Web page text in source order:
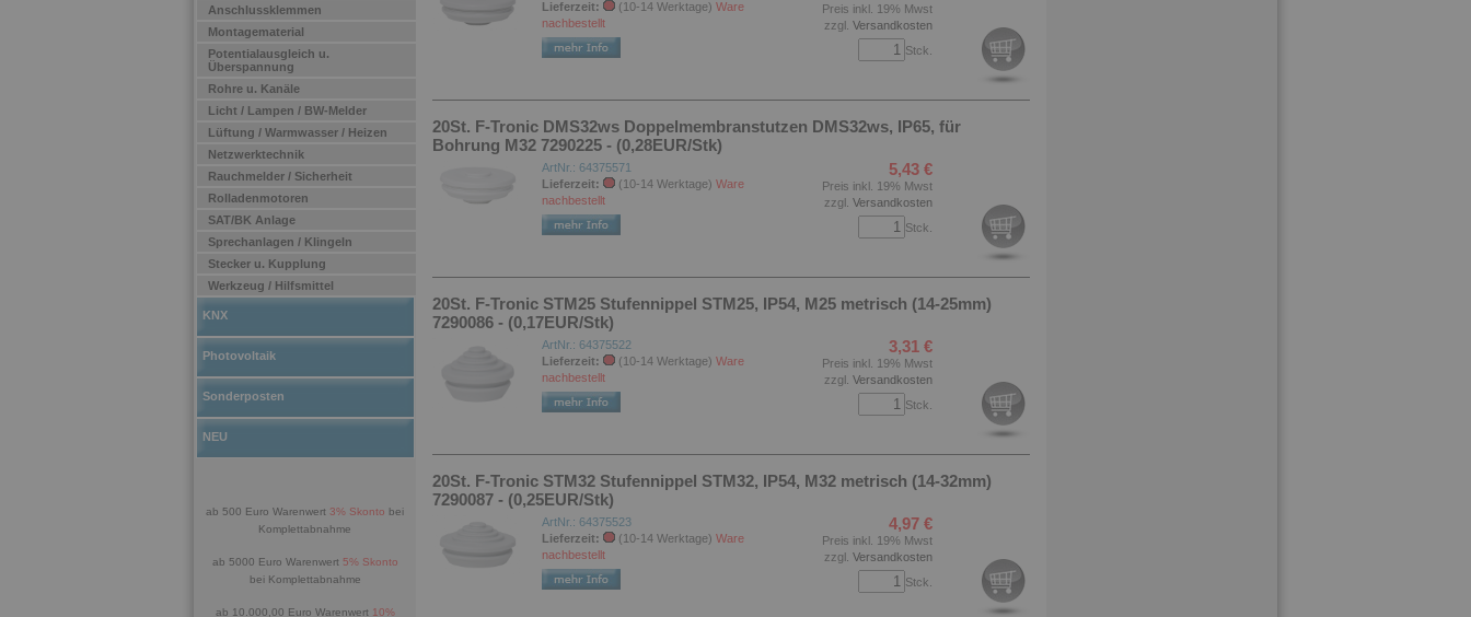
Anschlussklemmen
Montagematerial
Potentialausgleich u.
Überspannung
Rohre u. Kanäle
Licht / Lampen / BW-Melder
Lüftung / Warmwasser / Heizen
Netzwerktechnik
Rauchmelder / Sicherheit
Rolladenmotoren
SAT/BK Anlage
Sprechanlagen / Klingeln
Stecker u. Kupplung
Werkzeug / Hilfsmittel
KNX
Photovoltaik
Sonderposten
NEU
ab 500 Euro Warenwert 3% Skonto bei
Komplettabnahme
ab 5000 Euro Warenwert 5% Skonto
bei Komplettabnahme
ab 10.000,00 Euro Warenwert 10%
Lieferzeit:
(10-14 Werktage) Ware
nachbestellt
Preis inkl. 19% Mwst
zzgl. Versandkosten
Stck.
20St. F-Tronic DMS32ws Doppelmembranstutzen DMS32ws, IP65, für
Bohrung M32 7290225 - (0,28EUR/Stk)
ArtNr.: 64375571
Lieferzeit:
(10-14 Werktage) Ware
nachbestellt
5,43 €
Preis inkl. 19% Mwst
zzgl. Versandkosten
Stck.
20St. F-Tronic STM25 Stufennippel STM25, IP54, M25 metrisch (14-25mm)
7290086 - (0,17EUR/Stk)
ArtNr.: 64375522
Lieferzeit:
(10-14 Werktage) Ware
nachbestellt
3,31 €
Preis inkl. 19% Mwst
zzgl. Versandkosten
Stck.
20St. F-Tronic STM32 Stufennippel STM32, IP54, M32 metrisch (14-32mm)
7290087 - (0,25EUR/Stk)
ArtNr.: 64375523
Lieferzeit:
(10-14 Werktage) Ware
nachbestellt
4,97 €
Preis inkl. 19% Mwst
zzgl. Versandkosten
Stck.